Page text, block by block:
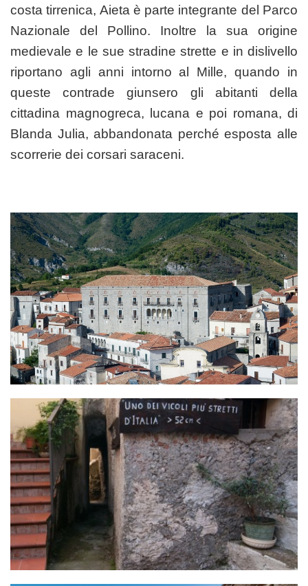
costa tirrenica, Aieta è parte integrante del Parco
Nazionale del Pollino. Inoltre la sua origine
medievale e le sue stradine strette e in dislivello
riportano agli anni intorno al Mille, quando in
queste contrade giunsero gli abitanti della
cittadina magnogreca, lucana e poi romana, di
Blanda Julia, abbandonata perché esposta alle
scorrerie dei corsari saraceni.